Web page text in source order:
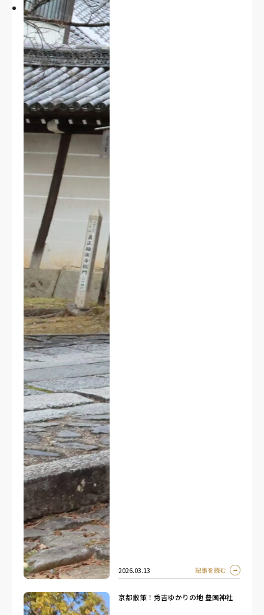
2026.03.13
京都散策！秀吉ゆかりの地 豊国神社